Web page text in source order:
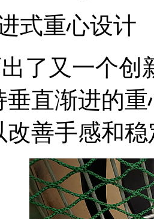
式重心设计
了又一个创
垂直渐进的
改善手感和